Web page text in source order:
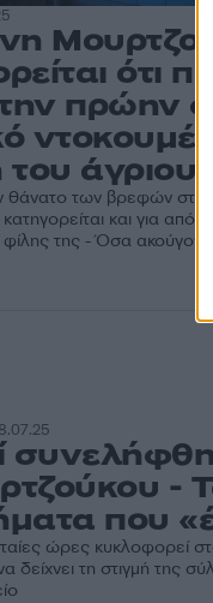
ότι
την πρώην
του
θάνατο των βρεφών στην
και για
της - Όσα
-
που
ώρες κυκλοφορεί
δείχνει τη στιγμή της